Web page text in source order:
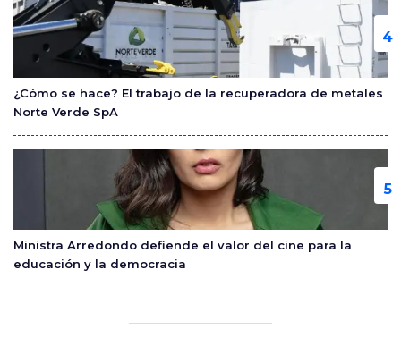
¿Cómo se hace? El trabajo de la recuperadora de metales
Norte Verde SpA
Ministra Arredondo defiende el valor del cine para la
educación y la democracia